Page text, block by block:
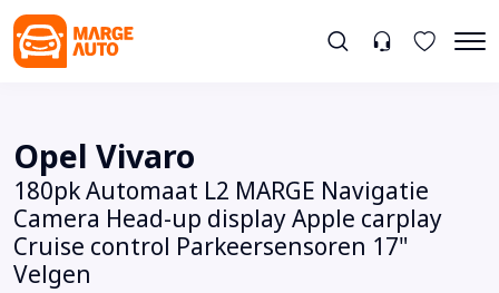
Opel Vivaro
180pk Automaat L2 MARGE Navigatie
Camera Head-up display Apple carplay
Cruise control Parkeersensoren 17"
Velgen